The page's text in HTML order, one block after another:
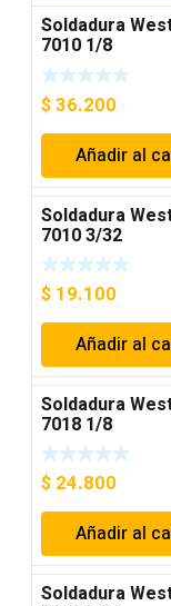
Soldadura
7010 1/8
$36.200
Añadir al
Soldadura
7010 3/32
$ 19.100
Añadir al
Soldadura
7018 1/8
$ 24.800
Añadir al
Soldadura